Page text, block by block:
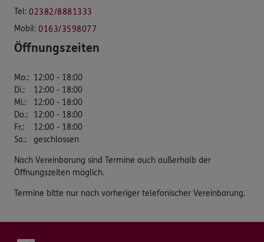
Tel: 02382/8881333
Mobil: 0163/3598077
Öffnungszeiten
Mo.: 12:00 - 18:00
Di.:
12:00 - 18:00
Mi.:
12:00 - 18:00
Do.:
12:00 - 18:00
Fr.:
12:00 - 18:00
Sa.: geschlossen
Nach Vereinbarung sind Termine auch außerhalb der
Öffnungszeiten möglich.
Termine bitte nur nach vorheriger telefonischer Vereinbarung.